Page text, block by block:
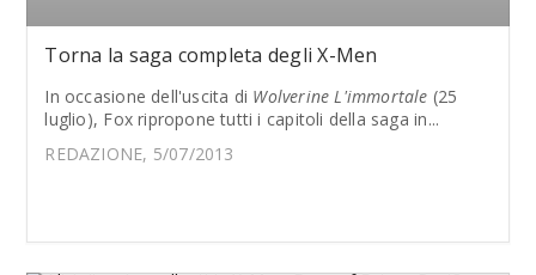
Torna la saga completa degli X-Men
In occasione dell'uscita di Wolverine L'immortale (25
luglio), Fox ripropone tutti i capitoli della saga in...
REDAZIONE, 5/07/2013